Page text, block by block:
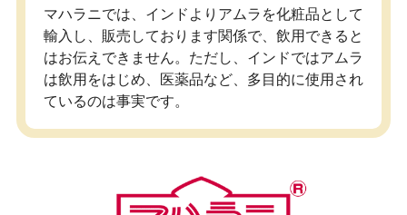
マハラニでは、インドよりアムラを化粧品として
輸入し、販売しております関係で、飲用できると
はお伝えできません。ただし、インドではアムラ
は飲用をはじめ、医薬品など、多目的に使用され
ているのは事実です。